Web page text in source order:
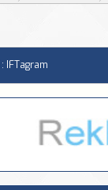
: IFTagram